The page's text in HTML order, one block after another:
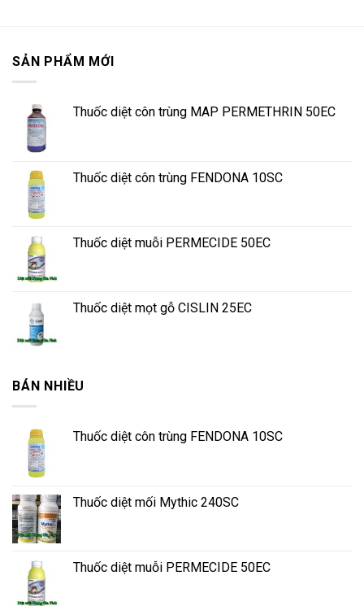
SẢN PHẨM MỚI
Thuốc diệt côn trùng MAP PERMETHRIN 50EC
Thuốc diệt côn trùng FENDONA 10SC
Thuốc diệt muỗi PERMECIDE 50EC
Thuốc diệt mọt gỗ CISLIN 25EC
BÁN NHIỀU
Thuốc diệt côn trùng FENDONA 10SC
Thuốc diệt mối Mythic 240SC
Thuốc diệt muỗi PERMECIDE 50EC